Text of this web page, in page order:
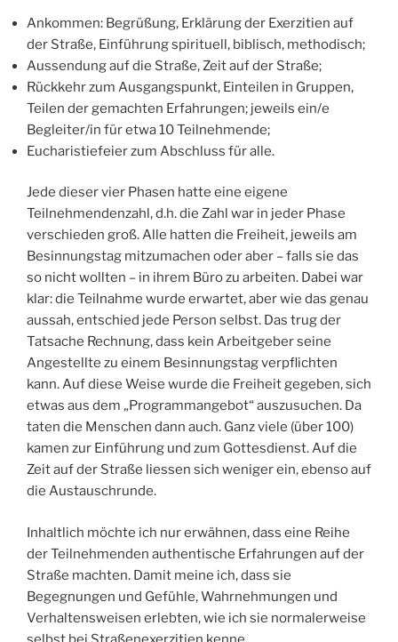
Ankommen: Begrüßung, Erklärung der Exerzitien auf
der Straße, Einführung spirituell, biblisch, methodisch;
Aussendung auf die Straße, Zeit auf der Straße;
Rückkehr zum Ausgangspunkt, Einteilen in Gruppen,
Teilen der gemachten Erfahrungen; jeweils ein/e
Begleiter/in für etwa 10 Teilnehmende;
Eucharistiefeier zum Abschluss für alle.
Jede dieser vier Phasen hatte eine eigene
Teilnehmendenzahl, d.h. die Zahl war in jeder Phase
verschieden groß. Alle hatten die Freiheit, jeweils am
Besinnungstag mitzumachen oder aber – falls sie das
so nicht wollten – in ihrem Büro zu arbeiten. Dabei war
klar: die Teilnahme wurde erwartet, aber wie das genau
aussah, entschied jede Person selbst. Das trug der
Tatsache Rechnung, dass kein Arbeitgeber seine
Angestellte zu einem Besinnungstag verpflichten
kann. Auf diese Weise wurde die Freiheit gegeben, sich
etwas aus dem „Programmangebot“ auszusuchen. Da
taten die Menschen dann auch. Ganz viele (über 100)
kamen zur Einführung und zum Gottesdienst. Auf die
Zeit auf der Straße liessen sich weniger ein, ebenso auf
die Austauschrunde.
Inhaltlich möchte ich nur erwähnen, dass eine Reihe
der Teilnehmenden authentische Erfahrungen auf der
Straße machten. Damit meine ich, dass sie
Begegnungen und Gefühle, Wahrnehmungen und
Verhaltensweisen erlebten, wie ich sie normalerweise